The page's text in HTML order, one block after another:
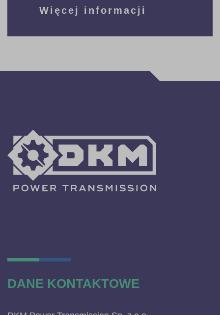
Więcej informacji
DANE KONTAKTOWE